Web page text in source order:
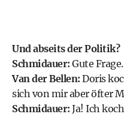
Und abseits der Politik?
Schmidauer: Gute Frage.
Van der Bellen: Doris
sich von mir aber öfter
Schmidauer: Ja! Ich